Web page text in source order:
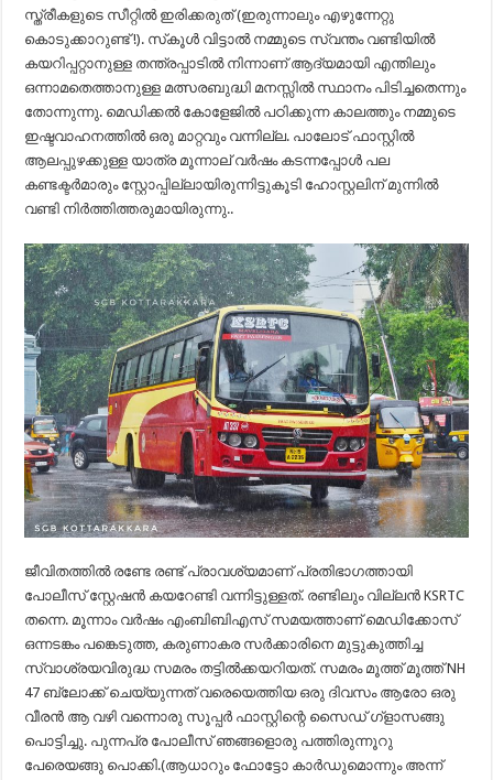
സ്ത്രീകളുടെ സീറ്റിൽ ഇരിക്കരുത് (ഇരുന്നാലും എഴുന്നേറ്റു
കൊടുക്കാറുണ്ട് !). സ്‌കൂൾ വിട്ടാൽ നമ്മുടെ സ്വന്തം വണ്ടിയിൽ
കയറിപ്പറ്റാനുള്ള തന്ത്രപ്പാടിൽ നിന്നാണ് ആദ്യമായി എന്തിലും
ഒന്നാമതെത്താനുള്ള മത്സരബുദ്ധി മനസ്സിൽ സ്ഥാനം പിടിച്ചതെന്നും
തോന്നുന്നു. മെഡിക്കൽ കോളേജിൽ പഠിക്കുന്ന കാലത്തും നമ്മുടെ
ഇഷ്ടവാഹനത്തിൽ ഒരു മാറ്റവും വന്നില്ല. പാലോട് ഫാസ്റ്റിൽ
ആലപ്പുഴക്കുള്ള യാത്ര മൂന്നാല് വർഷം കടന്നപ്പോൾ പല
കണ്ടക്ടർമാരും സ്റ്റോപ്പില്ലായിരുന്നിട്ടുകൂടി ഹോസ്റ്റലിന് മുന്നിൽ
വണ്ടി നിർത്തിത്തരുമായിരുന്നു..
ജീവിതത്തിൽ രണ്ടേ രണ്ട് പ്രാവശ്യമാണ് പ്രതിഭാഗത്തായി
പോലീസ് സ്റ്റേഷൻ കയറേണ്ടി വന്നിട്ടുള്ളത്. രണ്ടിലും വില്ലൻ KSRTC
തന്നെ. മൂന്നാം വർഷം എംബിബിഎസ് സമയത്താണ് മെഡിക്കോസ്
ഒന്നടങ്കം പങ്കെടുത്ത, കരുണാകര സർക്കാരിനെ മുട്ടുകുത്തിച്ച
സ്വാശ്രയവിരുദ്ധ സമരം തട്ടിൽക്കയറിയത്. സമരം മൂത്ത് മൂത്ത് NH
47 ബ്ലോക്ക് ചെയ്യുന്നത് വരെയെത്തിയ ഒരു ദിവസം ആരോ ഒരു
വീരൻ ആ വഴി വന്നൊരു സൂപ്പർ ഫാസ്റ്റിന്റെ സൈഡ് ഗ്ളാസങ്ങു
പൊട്ടിച്ചു. പുന്നപ്ര പോലീസ് ഞങ്ങളൊരു പത്തിരുന്നൂറു
പേരെയങ്ങു പൊക്കി.(ആധാറും ഫോട്ടോ കാർഡുമൊന്നും അന്ന്